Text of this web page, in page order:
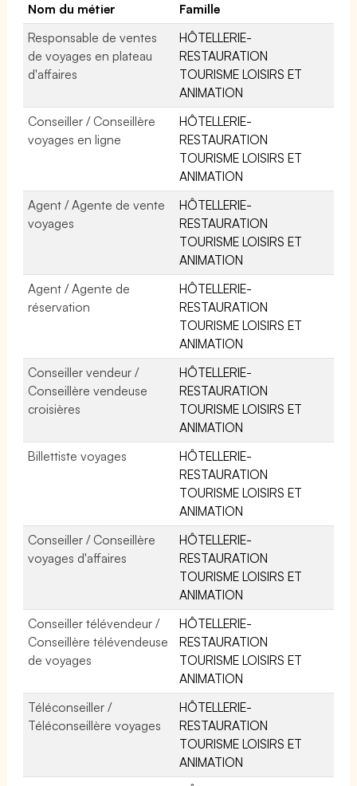
Nom du métier
Famille
Responsable de ventes
de voyages en plateau
d'affaires
HÔTELLERIE-
RESTAURATION
TOURISME LOISIRS ET
ANIMATION
Conseiller / Conseillère
voyages en ligne
HÔTELLERIE-
RESTAURATION
TOURISME LOISIRS ET
ANIMATION
Agent / Agente de vente
voyages
HÔTELLERIE-
RESTAURATION
TOURISME LOISIRS ET
ANIMATION
Agent / Agente de
réservation
HÔTELLERIE-
RESTAURATION
TOURISME LOISIRS ET
ANIMATION
Conseiller vendeur /
Conseillère vendeuse
croisières
HÔTELLERIE-
RESTAURATION
TOURISME LOISIRS ET
ANIMATION
Billettiste voyages
HÔTELLERIE-
RESTAURATION
TOURISME LOISIRS ET
ANIMATION
Conseiller / Conseillère
voyages d'affaires
HÔTELLERIE-
RESTAURATION
TOURISME LOISIRS ET
ANIMATION
Conseiller télévendeur /
Conseillère télévendeuse
de voyages
HÔTELLERIE-
RESTAURATION
TOURISME LOISIRS ET
ANIMATION
Téléconseiller /
Téléconseillère voyages
HÔTELLERIE-
RESTAURATION
TOURISME LOISIRS ET
ANIMATION